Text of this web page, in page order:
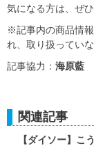
気になる方は、ぜ
※記事内の商品情
れ、取り扱ってい
記事協力： 海原藍
関連記事
【ダイソー】